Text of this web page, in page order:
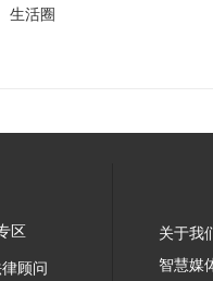
生活圈
区
顾问
关于我
智慧媒